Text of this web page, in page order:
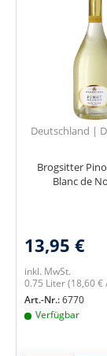
Deutschland |
Brogsitter
Blanc de
13,95 €
inkl. MwSt.
0.75 Liter(18,60 €
Art.-Nr.:6770
Verfügbar